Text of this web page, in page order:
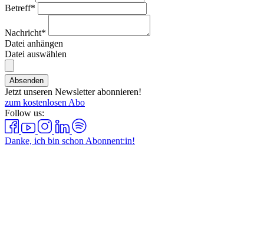
Betreff*
Nachricht*
Datei anhängen
Datei auswählen
Absenden
Jetzt unseren Newsletter abonnieren!
zum kostenlosen Abo
Follow us:
Danke, ich bin schon Abonnent:in!